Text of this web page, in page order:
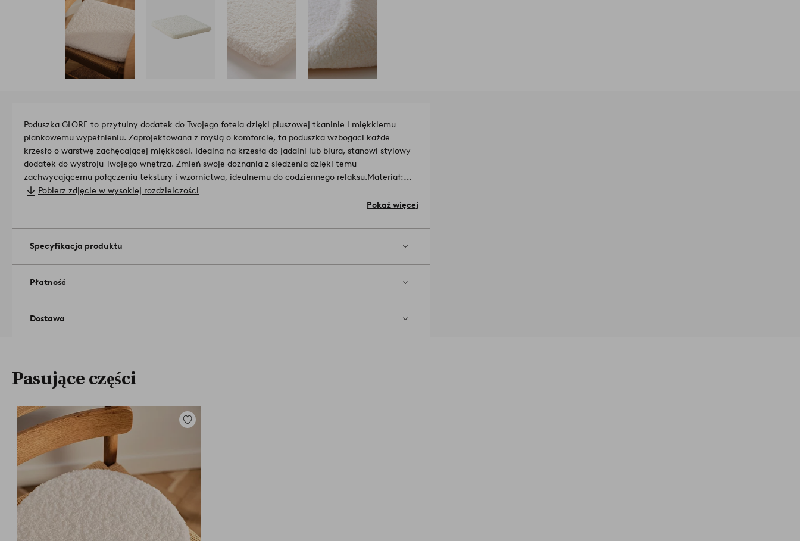
Poduszka GLORE to przytulny dodatek do Twojego fotela dzięki pluszowej tkaninie i miękkiemu
piankowemu wypełnieniu. Zaprojektowana z myślą o komforcie, ta poduszka wzbogaci każde
krzesło o warstwę zachęcającej miękkości. Idealna na krzesła do jadalni lub biura, stanowi stylowy
dodatek do wystroju Twojego wnętrza. Zmień swoje doznania z siedzenia dzięki temu
zachwycającemu połączeniu tekstury i wzornictwa, idealnemu do codziennego relaksu.Materiał:
100% Poliester.
Grubość podkładki: 3 cm.
Ilość w opakowaniu: 1.
Pobierz zdjęcie w wysokiej rozdzielczości
Pokaż więcej
Specyfikacja produktu
Płatność
Dostawa
Pasujące części
Dodaj